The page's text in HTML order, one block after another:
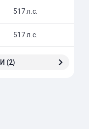
517 л.с.
517 л.с.
(2)